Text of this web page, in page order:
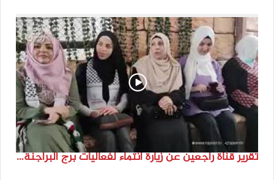
تقرير قناة راجعين عن زيارة انتماء لفعاليات برج البراجنة اعداد جنى شحرور